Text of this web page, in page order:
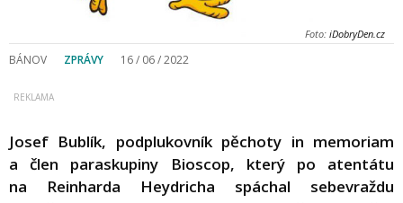
Foto: iDobryDen.cz
BÁNOV ZPRÁVY 16 / 06 / 2022
Josef Bublík, podplukovník pěchoty in memoriam
a člen paraskupiny Bioscop, který po atentátu
na Reinharda Heydricha spáchal sebevraždu